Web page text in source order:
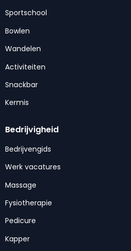
Sportschool
Bowlen
Wandelen
Activiteiten
Snackbar
Kermis
Bedrijvigheid
Bedrijvengids
Werk vacatures
Massage
Fysiotherapie
Pedicure
Kapper